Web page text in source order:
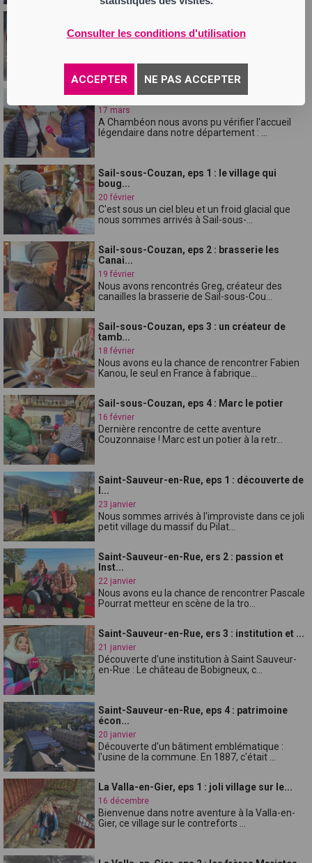
Consulter les conditions d'utilisation
ACCEPTER NE PAS ACCEPTER
17 mars
Chambéon, eps1 : un village convivial
17 mars
A Chambéon nous avons pu vérifier l'accueil
légendaire dans notre département : ...
Sail-sous-Couzan, eps 1 : le village qui
boug...
20 février
C'est sous un ciel bleu et un froid glacial que
nous sommes arrivés à Sail-sous-...
Sail-sous-Couzan, eps 2 : brasserie les
Canai...
19 février
Nous avons rencontrés Greg, créateur des
canailles la brasserie de Sail-sous-Cou...
Sail-sous-Couzan, eps 3 : un créateur de
tamb...
18 février
Nous avons eu la chance de rencontrer Fabien
Kanou, le seul en France à fabrique...
Sail-sous-Couzan, eps 4 : Marc le potier
16 février
Dernière rencontre de cette aventure
Couzonnaise ! Marc est un potier à la retr...
Saint-Sauveur-en-Rue, eps 1 : découverte de
l...
23 janvier
Nous sommes arrivés à l'improviste dans ce joli
petit village du massif du Pilat...
Saint-Sauveur-en-Rue, ers 2 : passion et
Inst...
22 janvier
Nous avons eu la chance de rencontrer Pascale
Pourrat metteur en scène de la tro...
Saint-Sauveur-en-Rue, ers 3 : institution et ...
21 janvier
Découverte d'une institution à Saint Sauveur-
en-Rue : Le château de Bobigneux, c...
Saint-Sauveur-en-Rue, eps 4 : patrimoine
écon...
20 janvier
Découverte d'un bâtiment emblématique :
l'usine de la commune. En 1887, c'était ...
La Valla-en-Gier, eps 1 : joli village sur le...
16 décembre
Bienvenue dans notre aventure à la Valla-en-
Gier, ce village sur le contreforts ...